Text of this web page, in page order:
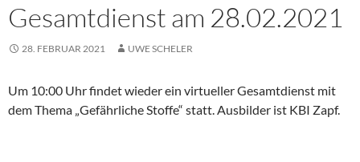
Gesamtdienst am 28.02.2021
28. FEBRUAR 2021 UWE SCHELER
Um 10:00 Uhr findet wieder ein virtueller Gesamtdienst mit
dem Thema „Gefährliche Stoffe“ statt. Ausbilder ist KBI Zapf.